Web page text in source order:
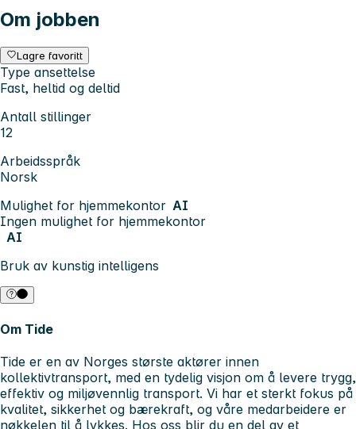
Om jobben
Lagre favoritt
Type ansettelse
Fast, heltid og deltid
Antall stillinger
12
Arbeidsspråk
Norsk
Mulighet for hjemmekontor AI
Ingen mulighet for hjemmekontor
AI
Bruk av kunstig intelligens
Om Tide
Tide er en av Norges største aktører innen
kollektivtransport, med en tydelig visjon om å levere trygg,
effektiv og miljøvennlig transport. Vi har et sterkt fokus på
kvalitet, sikkerhet og bærekraft, og våre medarbeidere er
nøkkelen til å lykkes. Hos oss blir du en del av et